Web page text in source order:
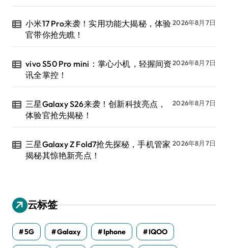
小米17 Pro来袭！实用功能大揭秘，体验
官带你抢先瞧！
2026年8月7日
vivo S50 Pro mini：掌心小机，轻握间资
讯全掌控！
2026年8月7日
三星Galaxy S26来袭！创新科技亮点，
体验官抢先揭秘！
2026年8月7日
三星Galaxy Z Fold7抢先探秘，手机管家
揭秘其惊艳新亮点！
2026年8月7日
云标签
5G Galaxy Iphone IQOO